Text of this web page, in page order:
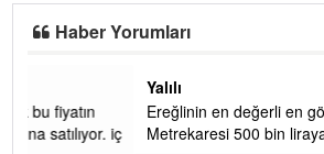
Yalılı
Ereğlinin en değerli en gözde yeri yalı